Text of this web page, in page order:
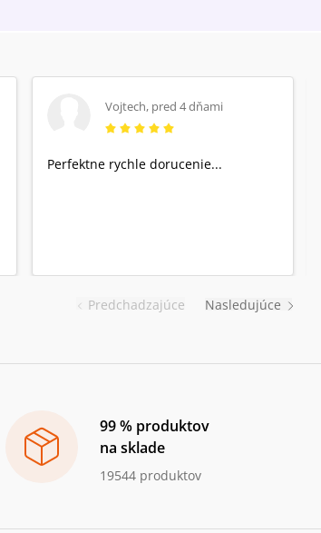
Predchadzajúce
Vojtech, pred 4 dňami
Perfektne rychle dorucenie...
Nasledujúce
99 % produktov
na sklade
19544 produktov